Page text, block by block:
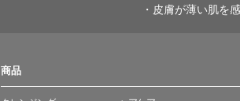
・皮膚が薄い肌を
商品